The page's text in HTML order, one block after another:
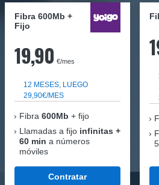
Fibra 600Mb +
Fijo
19,90 €/mes
12 MESES, LUEGO
29,90€/MES
Fibra 600Mb + fijo
Llamadas a fijo infinitas +
60 min a números
móviles
Contratar